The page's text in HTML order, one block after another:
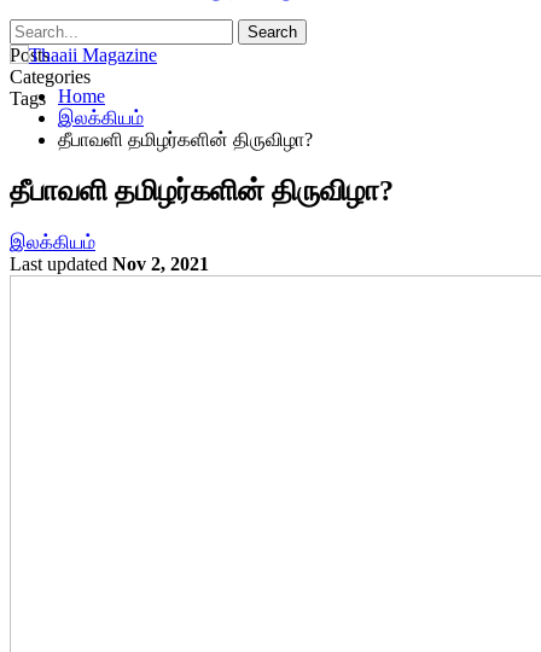
Posts
Categories
Tags Home
இலக்கியம்
தீபாவளி தமிழர்களின் திருவிழா?
தீபாவளி தமிழர்களின் திருவிழா?
இலக்கியம்
Last updated Nov 2, 2021